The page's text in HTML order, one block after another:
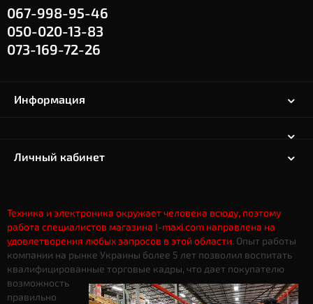
067-998-95-46
050-020-13-83
073-169-72-26
Информация
Личный кабинет
Техника и электроника окружает человека всюду, поэтому
работа специалистов магазина I-maxi.com направлена на
удовлетворения любых запросов в этой области. Опыт работы
компании на рынке Украины более 5 лет позволил воспитать
квалифицированные торговые кадры, что дает покупателю
возможность
правильно